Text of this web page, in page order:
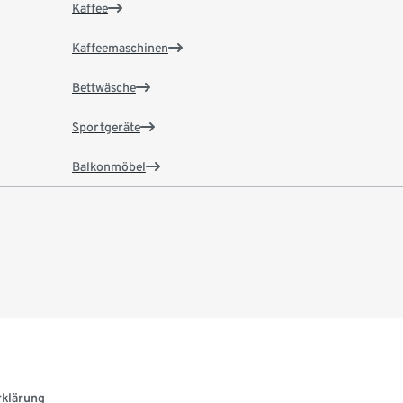
Kaffee
Kaffeemaschinen
Bettwäsche
Sportgeräte
Balkonmöbel